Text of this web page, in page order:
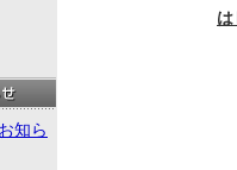
知ら